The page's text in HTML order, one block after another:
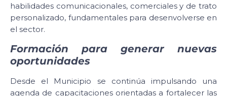
habilidades comunicacionales, comerciales y de trato
personalizado, fundamentales para desenvolverse en
el sector.
Formación para generar nuevas
oportunidades
Desde el Municipio se continúa impulsando una
agenda de capacitaciones orientadas a fortalecer las